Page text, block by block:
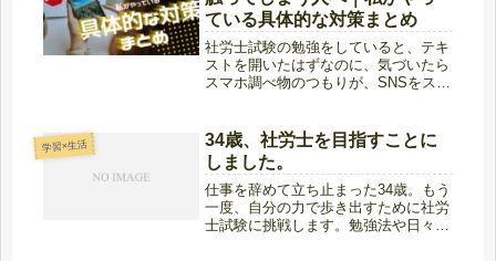
ている具体的な対策まとめ
社労士試験の勉強をしていると、テキ
ストを開いたはずなのに、気づいたら
スマホ調べ物のつもりが、SNSをスク
に言うと、私はめちゃくちゃありま
す。意志が弱いとか、やる気がない
と...
学習×生活
34歳、社労士を目指すことに
しました。
仕事を辞めて立ち止まった34歳。もう
一度、自分の力で歩き出すために社労
士試験に挑戦します。勉強法や日々の